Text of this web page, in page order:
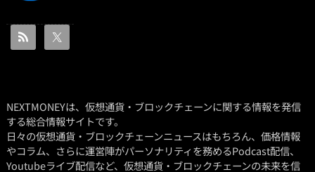
NEXTMONEYは、仮想通貨・ブロックチェーンに関する情報を発信
する総合情報サイトです。
日々の仮想通貨・ブロックチェーンニュースはもちろん、価格情報
やコラム、さらに運営陣がパーソナリティを務めるPodcast配信、
Youtubeライブ配信など、仮想通貨・ブロックチェーンの未来を信